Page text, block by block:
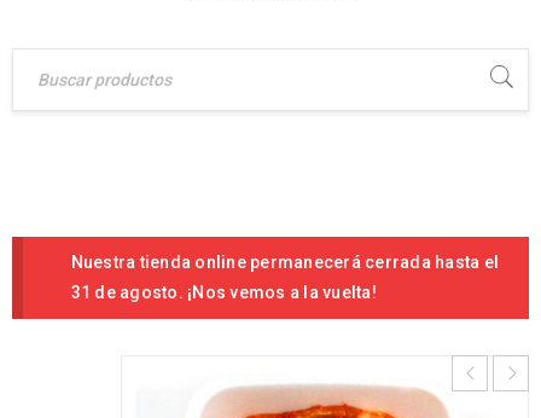
Nuestra tienda online permanecerá cerrada hasta el
31 de agosto. ¡Nos vemos a la vuelta!